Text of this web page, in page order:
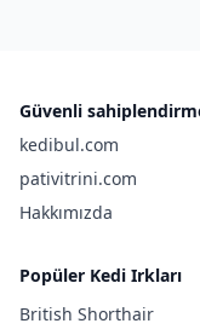
Güvenli
kedibul.com
pativitrini.com
Hakkımızda
Popüler Kedi Irkları
British Shorthair